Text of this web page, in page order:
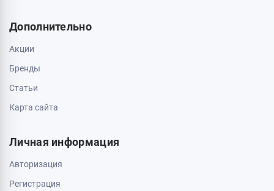
Дополнительно
Акции
Бренды
Статьи
Карта сайта
Личная информация
Авторизация
Регистрация